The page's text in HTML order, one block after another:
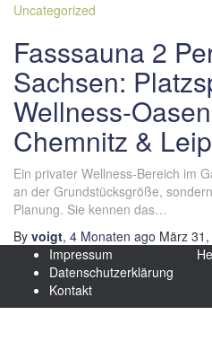
Uncategorized
Fasssauna 2
Sachsen:
Wellness-
Chemnitz &
Ein privater Wellness-Bereich im
an der Grundstücksgröße,
Planung. Sie kennen das…
By voigt, 4 Monaten ago März
Impressum
Datenschutzerklärung
Kontakt